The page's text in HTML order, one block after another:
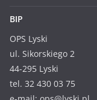
BIP
OPS Lyski
ul. Sikorskiego 2
44-295 Lyski
tel. 32 430 03 75